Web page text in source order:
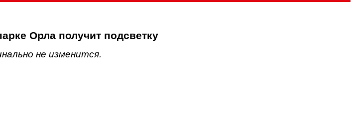
Орла получит подсветку
не изменится.